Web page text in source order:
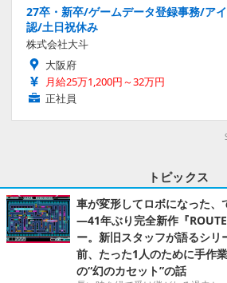
27卒・新卒/ゲームデータ登録事務/ア
認/土日祝休み
株式会社大斗
大阪府
月給25万1,200円～32万円
正社員
トピックス
車が変形してロボになった、
―41年ぶり完全新作『
ー。新旧スタッフが語るシ
前、たった1人のために手作
の“幻のカセット”の話